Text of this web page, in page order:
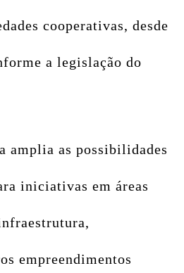
cooperativas, desde
a legislação do
amplia as possibilidades
iniciativas em áreas
empreendimentos